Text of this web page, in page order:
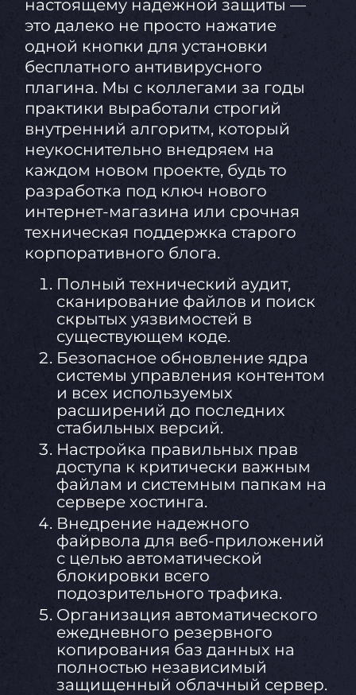
настоящему надежной защиты —
это далеко не просто нажатие
одной кнопки для установки
бесплатного антивирусного
плагина. Мы с коллегами за годы
практики выработали строгий
внутренний алгоритм, который
неукоснительно внедряем на
каждом новом проекте, будь то
разработка под ключ нового
интернет-магазина или срочная
техническая поддержка старого
корпоративного блога.
Полный технический аудит,
сканирование файлов и поиск
скрытых уязвимостей в
существующем коде.
Безопасное обновление ядра
системы управления контентом
и всех используемых
расширений до последних
стабильных версий.
Настройка правильных прав
доступа к критически важным
файлам и системным папкам на
сервере хостинга.
Внедрение надежного
файрвола для веб-приложений
с целью автоматической
блокировки всего
подозрительного трафика.
Организация автоматического
ежедневного резервного
копирования баз данных на
полностью независимый
защищенный облачный сервер.